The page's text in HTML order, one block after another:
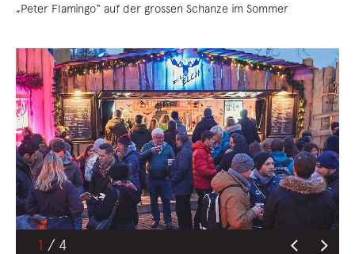
„Peter Flamingo“ auf der grossen Schanze im Sommer
1